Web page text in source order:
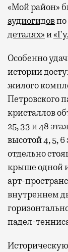
«Мой район»
аудиогидовпо
деталях»и
Особенно
истории
жилого
Петровского
кристаллов
25, 33 и 48
высотой 4, 5,
отдельно
крыше одной
арт-
внутреннем
падел-